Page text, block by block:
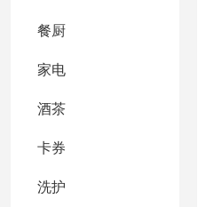
餐厨
家电
酒茶
卡券
洗护